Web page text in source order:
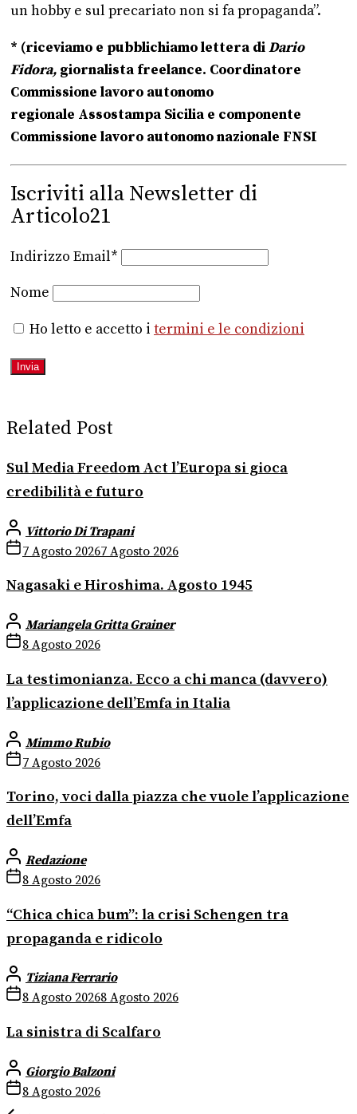
un hobby e sul precariato non si fa propaganda”.
* (riceviamo e pubblichiamo lettera diDario
Fidora, giornalista freelance. Coordinatore
Commissione lavoro autonomo
regionale Assostampa Sicilia e componente
Commissione lavoro autonomo nazionale FNSI
Iscriviti alla Newsletter di
Articolo21
Indirizzo Email*
Nome
Ho letto e accetto i termini e le condizioni
Related Post
Sul Media Freedom Act l’Europa si gioca
credibilità e futuro
Vittorio Di Trapani
7 Agosto 20267 Agosto 2026
Nagasaki e Hiroshima. Agosto 1945
Mariangela Gritta Grainer
8 Agosto 2026
La testimonianza. Ecco a chi manca (davvero)
l’applicazione dell’Emfa in Italia
Mimmo Rubio
7 Agosto 2026
Torino, voci dalla piazza che vuole l’applicazione
dell’Emfa
Redazione
8 Agosto 2026
“Chica chica bum”: la crisi Schengen tra
propaganda e ridicolo
Tiziana Ferrario
8 Agosto 20268 Agosto 2026
La sinistra di Scalfaro
Giorgio Balzoni
8 Agosto 2026